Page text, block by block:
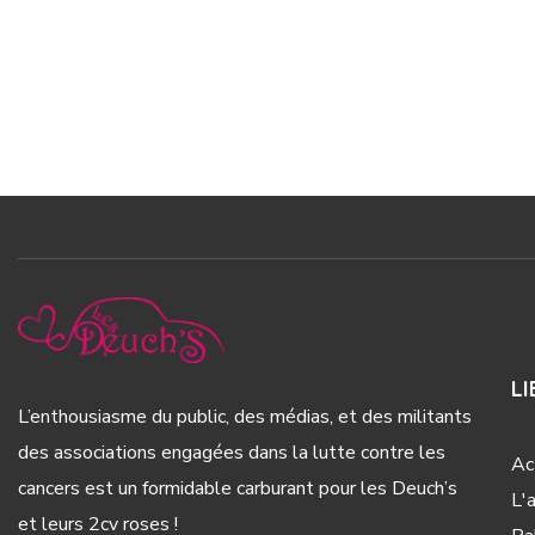
L’enthousiasme du public, des médias, et des militants
des associations engagées dans la lutte contre les
cancers est un formidable carburant pour les Deuch’s
et leurs 2cv roses !